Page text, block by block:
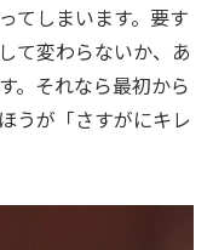
てしまいます。要す
て変わらないか、あ
。それなら最初から
うが「さすがにキレ